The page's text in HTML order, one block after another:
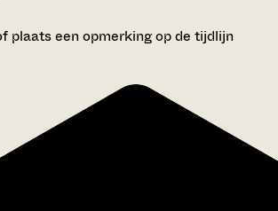
plaats een opmerking op de tijdlijn